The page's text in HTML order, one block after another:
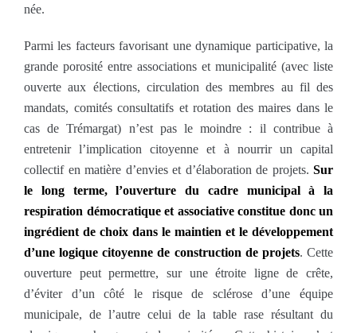
née.
Parmi les facteurs favorisant une dynamique participative, la
grande porosité entre associations et municipalité (avec liste
ouverte aux élections, circulation des membres au fil des
mandats, comités consultatifs et rotation des maires dans le
cas de Trémargat) n’est pas le moindre : il contribue à
entretenir l’implication citoyenne et à nourrir un capital
collectif en matière d’envies et d’élaboration de projets. Sur
le long terme, l’ouverture du cadre municipal à la
respiration démocratique et associative constitue donc un
ingrédient de choix dans le maintien et le développement
d’une logique citoyenne de construction de projets. Cette
ouverture peut permettre, sur une étroite ligne de crête,
d’éviter d’un côté le risque de sclérose d’une équipe
municipale, de l’autre celui de la table rase résultant du